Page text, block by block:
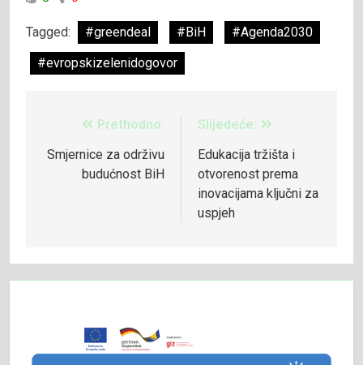
Tagged: #greendeal #BiH
#Agenda2030
#evropskizelenidogovor
Prethodno:
Smjernice za održivu
budućnost BiH
Slijedeće:
Edukacija tržišta i
otvorenost prema
inovacijama ključni za
uspjeh